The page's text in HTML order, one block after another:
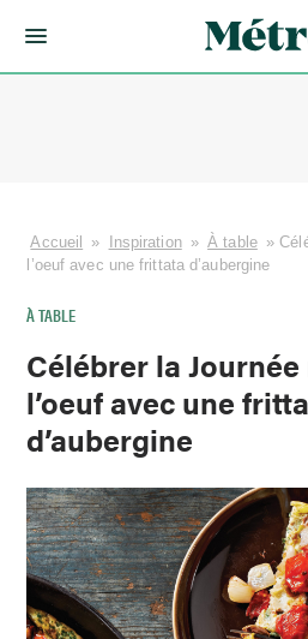
Accueil » Inspiration » À table »
l’oeuf avec une frittata d’aubergine
À TABLE
Célébrer la
l’oeuf avec une
d’aubergine